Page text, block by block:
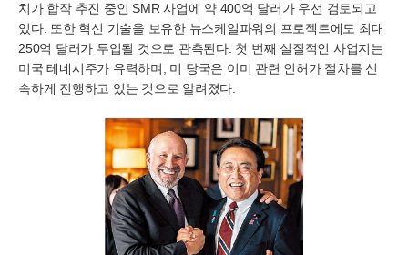
치가 합작 추진 중인 SMR 사업에 약 400억 달러가 우선 검토되고
있다. 또한 혁신 기술을 보유한 뉴스케일파워의 프로젝트에도 최대
250억 달러가 투입될 것으로 관측된다. 첫 번째 실질적인 사업지는
미국 테네시주가 유력하며, 미 당국은 이미 관련 인허가 절차를 신
속하게 진행하고 있는 것으로 알려졌다.